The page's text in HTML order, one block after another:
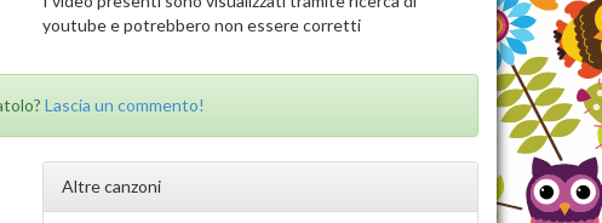
youtube e potrebbero non essere corretti
Lascia un commento!
Altre canzoni